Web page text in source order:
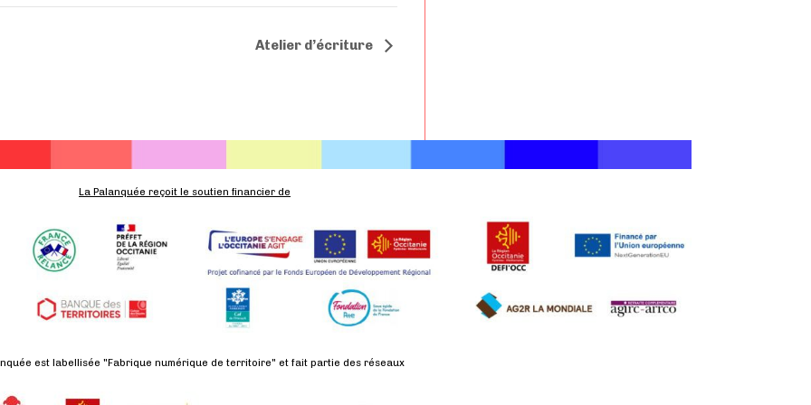
Atelier d’écriture
La Palanquée reçoit le soutien financier de
est labellisée "Fabrique numérique de territoire" et fait partie des réseaux